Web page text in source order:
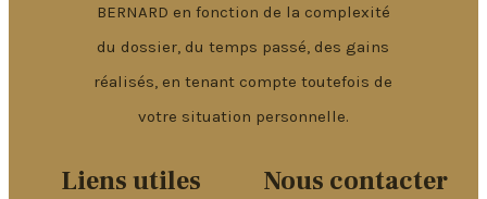
BERNARD en fonction de la complexité
du dossier, du temps passé, des gains
réalisés, en tenant compte toutefois de
votre situation personnelle.
Liens utiles Nous contacter